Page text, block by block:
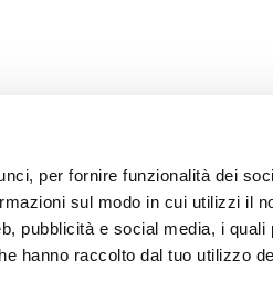
per fornire funzionalità dei
sul modo in cui utilizzi il
pubblicità e social media, i quali
hanno raccolto dal tuo utilizzo